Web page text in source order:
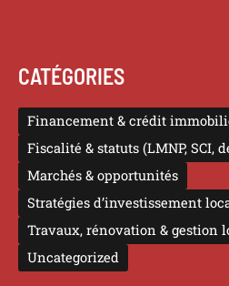
CATÉGORIES
Financement & crédit
Fiscalité & statuts (LMNP, SCI,
Marchés & opportunités
Stratégies d’investissement
Travaux, rénovation & gestion
Uncategorized